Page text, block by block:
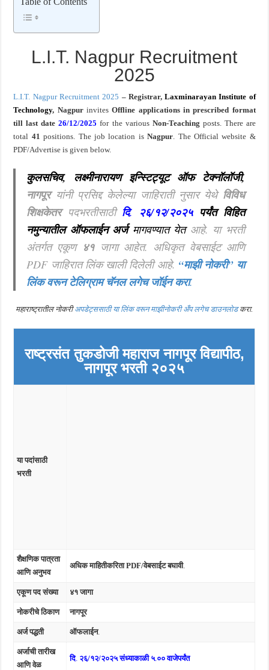
खुशखबर ! नागपूर विद्यापीठ मध्ये १३९ सहायक प्राध्यापक पदांची भरती सुरु ! Nagpur
L.I.T. Nagpur Recruitment
2025
L.I.T. Nagpur Recruitment 2025 – Registrar,Laxminarayan Institute of
Technology, NagpurinvitesOffline applications in prescribed format
till lastdate26/12/2025 for the various Non-Teaching posts. There are
total 41 positions. The job location isNagpur. The Official website &
PDF/Advertise is given below.
कुलसचिव, लक्ष्मीनारायण इन्स्टिट्यूट ऑफ टेक्नॉलॉजी,
नागपूर यांनी प्रसिद्द केलेल्या जाहिराती नुसार येथेविविध
शिक्षकेतर पदभरतीसाठी दि. २६/१२/२०२५पर्यंत विहित
नमुन्यातील ऑफलाईन अर्ज मागवण्यात येत आहे. या भरती
अंतर्गत एकूण ४१ जागा आहेत. अधिकृत वेबसाईट आणि
PDF जाहिरात लिंक खाली दिलेली आहे. “माझी नोकरी” या
लिंक वरून टेलिग्राम चॅनल लगेच जॉईन करा.
महाराष्ट्रातील नोकरीअपडेट्ससाठी या लिंक वरून माझीनोकरी अँप लगेच डाउनलोडकरा.
राष्ट्रसंत तुकडोजी महाराज नागपूर विद्यापीठ,
नागपूरभरती २०२५
या पदांसाठी
भरती
शैक्षणिक पात्रता
आणि अनुभव
अधिक माहितीकरिता PDF/वेबसाईट बघावी.
एकूण पद संख्या ४१ जागा
नोकरीचे ठिकाण नागपूर
अर्ज पद्धती ऑफलाईन.
अर्जाची तारीख
आणि वेळ
दि. २६/१२/२०२५ संध्याकाळी ५.०० वाजेपर्यंत